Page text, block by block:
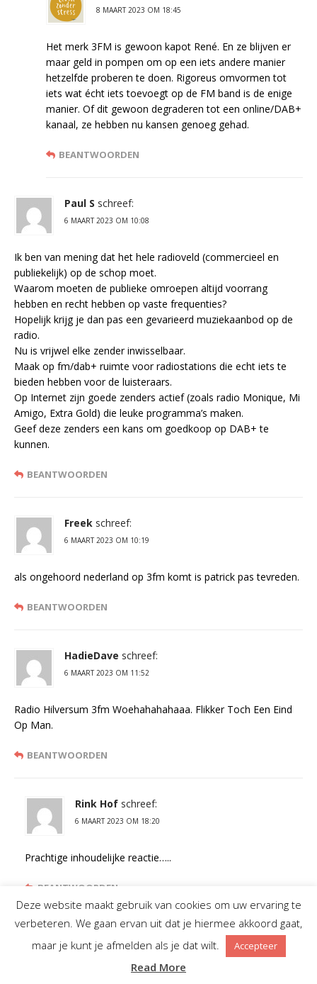
8 MAART 2023 OM 18:45
Het merk 3FM is gewoon kapot René. En ze blijven er
maar geld in pompen om op een iets andere manier
hetzelfde proberen te doen. Rigoreus omvormen tot
iets wat écht iets toevoegt op de FM band is de enige
manier. Of dit gewoon degraderen tot een online/DAB+
kanaal, ze hebben nu kansen genoeg gehad.
BEANTWOORDEN
Paul S schreef:
6 MAART 2023 OM 10:08
Ik ben van mening dat het hele radioveld (commercieel en
publiekelijk) op de schop moet.
Waarom moeten de publieke omroepen altijd voorrang
hebben en recht hebben op vaste frequenties?
Hopelijk krijg je dan pas een gevarieerd muziekaanbod op de
radio.
Nu is vrijwel elke zender inwisselbaar.
Maak op fm/dab+ ruimte voor radiostations die echt iets te
bieden hebben voor de luisteraars.
Op Internet zijn goede zenders actief (zoals radio Monique, Mi
Amigo, Extra Gold) die leuke programma’s maken.
Geef deze zenders een kans om goedkoop op DAB+ te
kunnen.
BEANTWOORDEN
Freek schreef:
6 MAART 2023 OM 10:19
als ongehoord nederland op 3fm komt is patrick pas tevreden.
BEANTWOORDEN
HadieDave schreef:
6 MAART 2023 OM 11:52
Radio Hilversum 3fm Woehahahahaaa. Flikker Toch Een Eind
Op Man.
BEANTWOORDEN
Rink Hof schreef:
6 MAART 2023 OM 18:20
Prachtige inhoudelijke reactie…..
BEANTWOORDEN
6 MAART 2023 OM 12:51
Deze website maakt gebruik van cookies om uw ervaring te
verbeteren. We gaan ervan uit dat je hiermee akkoord gaat,
maar je kunt je afmelden als je dat wilt.
Accepteer
Read More